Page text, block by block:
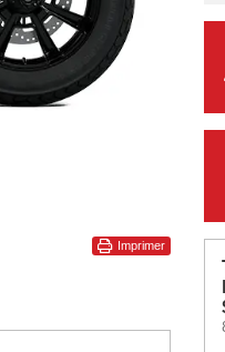
Imprimer